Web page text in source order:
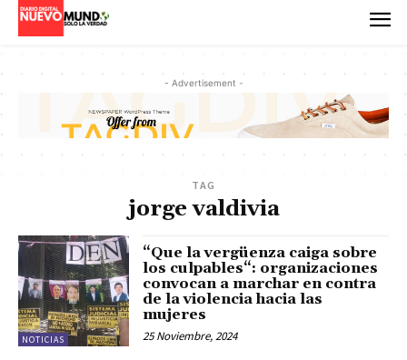
- Advertisement -
TAG
jorge valdivia
NOTICIAS
“Que la vergüenza caiga sobre
los culpables“: organizaciones
convocan a marchar en contra
de la violencia hacia las
mujeres
25 Noviembre, 2024